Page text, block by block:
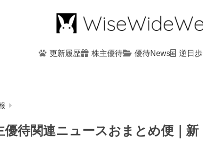
更新履歴 株主優待 優待News 逆日歩
優待関連ニュースおまとめ便｜新